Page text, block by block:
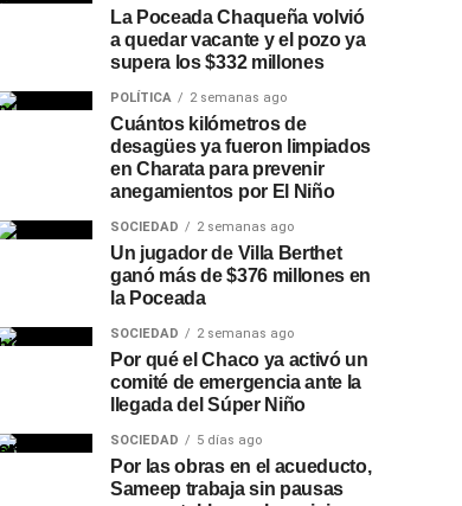
La Poceada Chaqueña volvió
a quedar vacante y el pozo ya
supera los $332 millones
POLÍTICA 2 semanas ago
Cuántos kilómetros de
desagües ya fueron limpiados
en Charata para prevenir
anegamientos por El Niño
SOCIEDAD 2 semanas ago
Un jugador de Villa Berthet
ganó más de $376 millones en
la Poceada
SOCIEDAD 2 semanas ago
Por qué el Chaco ya activó un
comité de emergencia ante la
llegada del Súper Niño
SOCIEDAD 5 días ago
Por las obras en el acueducto,
Sameep trabaja sin pausas